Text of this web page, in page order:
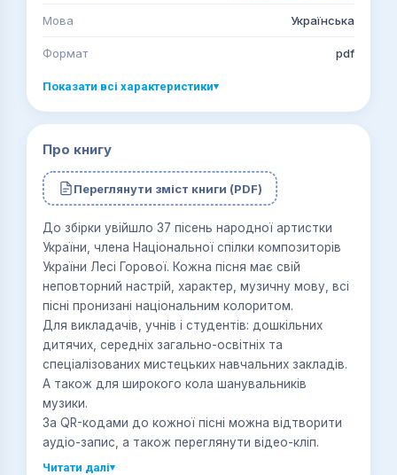
Мова Українська
Формат pdf
Показати всі характеристики▾
Про книгу
Переглянути зміст книги (PDF)
До збірки увійшло 37 пісень народної артистки
України, члена Національної спілки композиторів
України Лесі Горової. Кожна пісня має свій
неповторний настрій, характер, музичну мову, всі
пісні пронизані національним колоритом.
Для викладачів, учнів і студентів: дошкільних
дитячих, середніх загально-освітніх та
спеціалізованих мистецьких навчальних закладів.
А також для широкого кола шанувальників
музики.
За QR-кодами до кожної пісні можна відтворити
аудіо-запис, а також переглянути відео-кліп.
Читати далі▾